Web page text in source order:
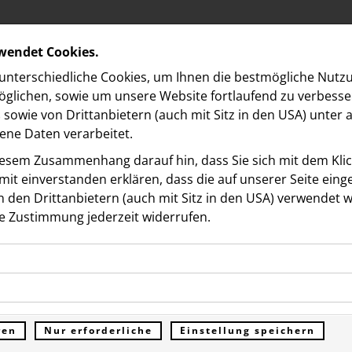
Media Forward Fund
Vier Medien
Cookies.
Cookies, um Ihnen die best­mögliche
sowie um unsere Website fortlaufend zu
von Drittanbietern (auch mit Sitz in den USA) unter
Daten verarbeitet.
Zusammenhang darauf hin, dass Sie sich mit dem
ein­ver­standen erklären, dass die auf unserer Seite
den Drittanbietern (auch mit Sitz in den USA) verwendet
Zustimmung jederzeit widerrufen.
ermöglichen grundlegende Funktionen und sind für
der Website erforderlich. Diese Cookies
Daten und werden an keine Dritten übermittelt.
erfassen Informationen anonym. Diese Informationen
unsere Besucher unsere Website nutzen.
Nur erforderliche Einstellung speichern